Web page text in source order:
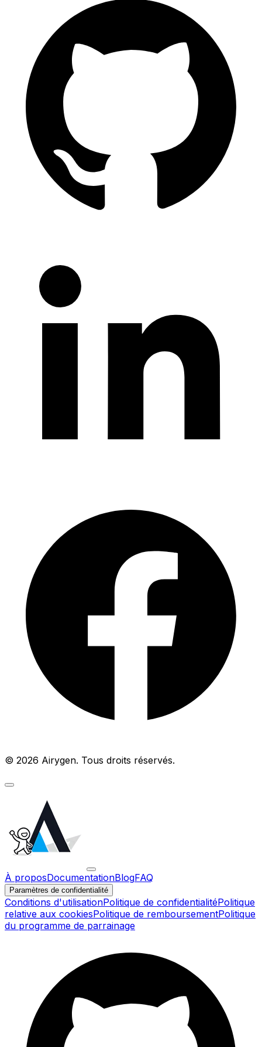
© 2026 Airygen. Tous droits réservés.
À proposDocumentationBlogFAQ
Paramètres de confidentialité
Conditions d'utilisationPolitique de confidentialitéPolitique
relative aux cookiesPolitique de remboursementPolitique
du programme de parrainage